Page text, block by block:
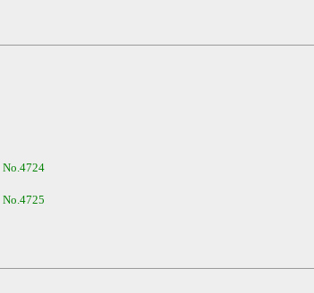
No.4724
No.4725